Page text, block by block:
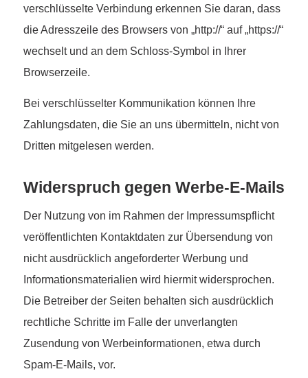
verschlüsselte Verbindung erkennen Sie daran, dass
die Adresszeile des Browsers von „http://“ auf „https://“
wechselt und an dem Schloss-Symbol in Ihrer
Browserzeile.
Bei verschlüsselter Kommunikation können Ihre
Zahlungsdaten, die Sie an uns übermitteln, nicht von
Dritten mitgelesen werden.
Widerspruch gegen Werbe-E-Mails
Der Nutzung von im Rahmen der Impressumspflicht
veröffentlichten Kontaktdaten zur Übersendung von
nicht ausdrücklich angeforderter Werbung und
Informationsmaterialien wird hiermit widersprochen.
Die Betreiber der Seiten behalten sich ausdrücklich
rechtliche Schritte im Falle der unverlangten
Zusendung von Werbeinformationen, etwa durch
Spam-E-Mails, vor.